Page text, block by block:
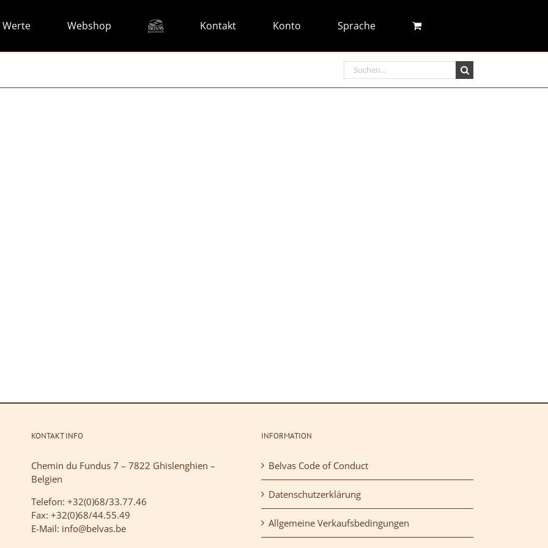
Werte Webshop Kontakt Konto Sprache
Search
for:
KONTAKT INFO
Chemin du Fundus 7 – 7822 Ghislenghien –
Belgien
Telefon: +32(0)68/33.77.46
Fax: +32(0)68/44.55.49
E-Mail: info@belvas.be
INFORMATION
Belvas Code of Conduct
Datenschutzerklärung
Allgemeine Verkaufsbedingungen